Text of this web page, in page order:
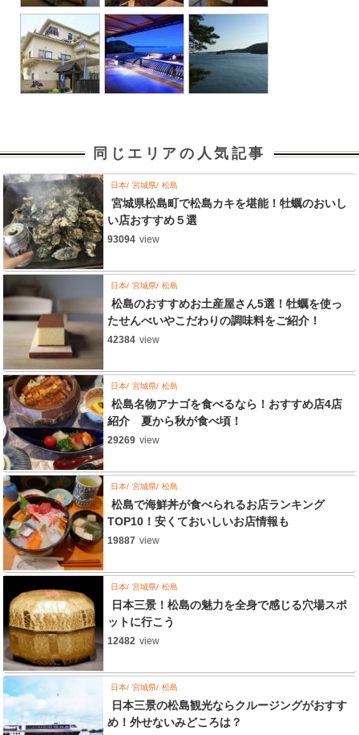
同じエリアの人気記事
日本 宮城県 松島
宮城県松島町で松島カキを堪能！牡蠣のおいし
い店おすすめ５選
93094 view
日本 宮城県 松島
松島のおすすめお土産屋さん5選！牡蠣を使っ
たせんべいやこだわりの調味料をご紹介！
42384 view
日本 宮城県 松島
松島名物アナゴを食べるなら！おすすめ店4店
紹介 夏から秋が食べ頃！
29269 view
日本 宮城県 松島
松島で海鮮丼が食べられるお店ランキング
TOP10！安くておいしいお店情報も
19887 view
日本 宮城県 松島
日本三景！松島の魅力を全身で感じる穴場スポ
ットに行こう
12482 view
日本 宮城県 松島
日本三景の松島観光ならクルージングがおすす
め！外せないみどころは？